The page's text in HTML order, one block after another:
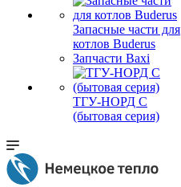
Запасные части для
котлов Buderus
Запчасти Baxi
ТГУ-НОРД С
(бытовая серия)